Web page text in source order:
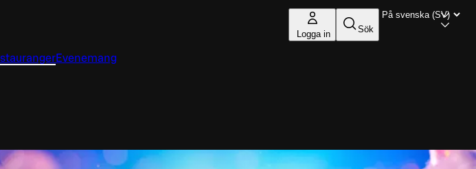
Logga in Sök
Evenemang